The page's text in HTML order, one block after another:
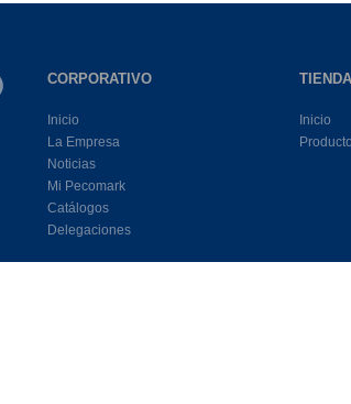
CORPORATIVO
Inicio
La Empresa
Noticias
Mi Pecomark
Catálogos
Delegaciones
Inicio